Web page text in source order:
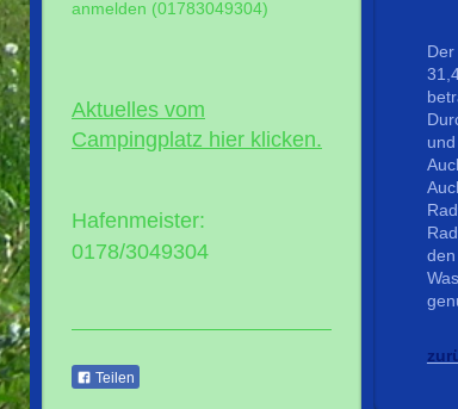
anmelden (01783049304)
Aktuelles vom
Campingplatz hier klicken.
Hafenmeister:
0178/3049304
Teilen